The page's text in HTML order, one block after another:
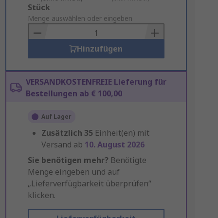
Add
to
Basket
Stück
Menge auswählen oder eingeben
Hinzufügen
VERSANDKOSTENFREIE Lieferung für
Bestellungen ab € 100,00
Auf Lager
Zusätzlich 35 Einheit(en) mit
Versand ab 10. August 2026
Sie benötigen mehr? Benötigte
Menge eingeben und auf
„Lieferverfügbarkeit überprüfen“
klicken.